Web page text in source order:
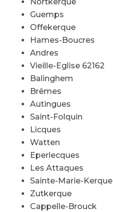
Guemps
Offekerque
Hames-Boucres
Andres
Vieille-Eglise 62162
Balinghem
Brêmes
Autingues
Saint-Folquin
Licques
Watten
Eperlecques
Les Attaques
Sainte-Marie-Kerque
Zutkerque
Cappelle-Brouck